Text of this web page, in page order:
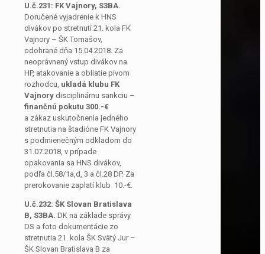
U.č.231: FK Vajnory, S3BA.
Doručené vyjadrenie k HNS
divákov po stretnutí 21. kola FK
Vajnory – ŠK Tomašov,
odohrané dňa 15.04.2018. Za
neoprávnený vstup divákov na
HP, atakovanie a obliatie pivom
rozhodcu, ukladá klubu FK
Vajnory disciplinárnu sankciu –
finančnú pokutu 300.-€
a zákaz uskutočnenia jedného
stretnutia na štadióne FK Vajnory
s podmienečným odkladom do
31.07.2018, v prípade
opakovania sa HNS divákov,
podľa čl.58/1a,d, 3 a čl.28 DP. Za
prerokovanie zaplatí klub 10.-€.
U.č.232: ŠK Slovan Bratislava
B, S3BA. DK na základe správy
DS a foto dokumentácie zo
stretnutia 21. kola ŠK Svätý Jur –
ŠK Slovan Bratislava B za